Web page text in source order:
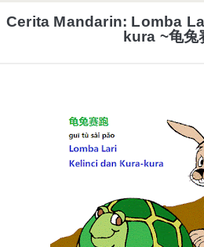
Cerita Mandarin: Lomba
kura ~龟兔